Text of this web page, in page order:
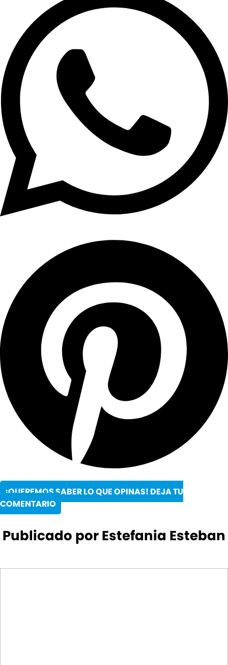
¡QUEREMOS SABER LO QUE OPINAS! DEJA TU
COMENTARIO
Publicado por Estefania Esteban